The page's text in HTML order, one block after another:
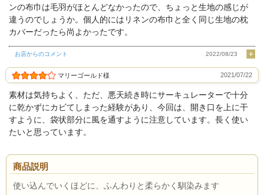
ンの布巾は毛羽がほとんどなかったので、ちょっと生地の感じが
違うのでしょうか。個人的にはリネンの布巾と全く同じ生地の枕
カバーだったら尚よかったです。
お店からのコメント 2022/08/23
マリーゴールド様 2021/07/22
素材は気持ちよく、ただ、悪天続き時にサーキュレーターで十分
に乾かずにカビてしまった経験があり、今回は、開き口を上に干
すように、袋状部分に風を通すように注意しています。長く使い
たいと思っています。
商品説明
使い込んでいくほどに、ふんわりと柔らかく馴染みます